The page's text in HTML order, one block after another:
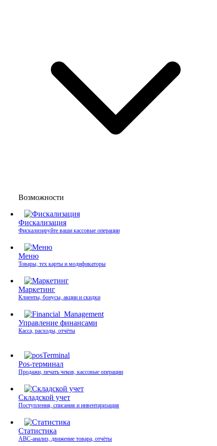
Возможности
Фискализация
Фискализируйте ваши кассовые операции
Меню
Товары, тех карты и модификаторы
Маркетинг
Клиенты, бонусы, акции и скидки
Управление финансами
Касса, расходы, отчёты
Pos-терминал
Продажи, печать чеков, кассовые операции
Складской учет
Поступления, списания и инвентаризация
Статистика
ABC-анализ, движение товара, отчёты